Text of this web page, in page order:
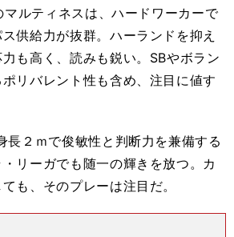
ルティネスは、ハードワーカーで
供給力が抜群。ハーランドを抑え
も高く、読みも鋭い。SBやボラン
リバレント性も含め、注目に値す
２ｍで俊敏性と判断力を兼備する
リーガでも随一の輝きを放つ。カ
も、そのプレーは注目だ。